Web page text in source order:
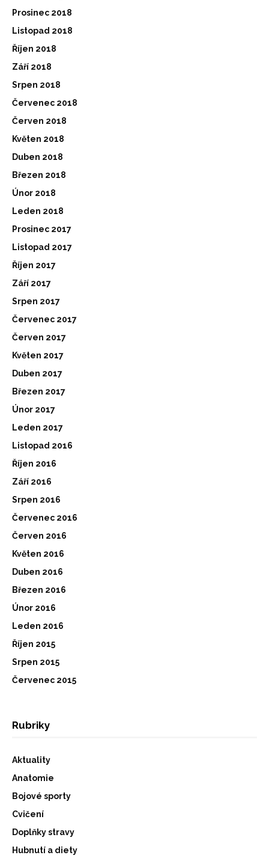
Prosinec 2018
Listopad 2018
Říjen 2018
Září 2018
Srpen 2018
Červenec 2018
Červen 2018
Květen 2018
Duben 2018
Březen 2018
Únor 2018
Leden 2018
Prosinec 2017
Listopad 2017
Říjen 2017
Září 2017
Srpen 2017
Červenec 2017
Červen 2017
Květen 2017
Duben 2017
Březen 2017
Únor 2017
Leden 2017
Listopad 2016
Říjen 2016
Září 2016
Srpen 2016
Červenec 2016
Červen 2016
Květen 2016
Duben 2016
Březen 2016
Únor 2016
Leden 2016
Říjen 2015
Srpen 2015
Červenec 2015
Rubriky
Aktuality
Anatomie
Bojové sporty
Cvičení
Doplňky stravy
Hubnutí a diety